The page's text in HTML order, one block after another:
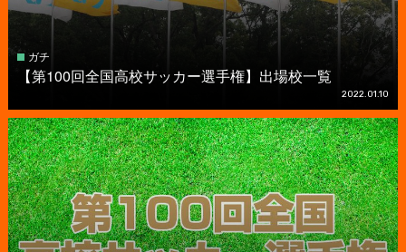
ガチ
【第100回全国高校サッカー選手権】出場校一覧
2022.01.10